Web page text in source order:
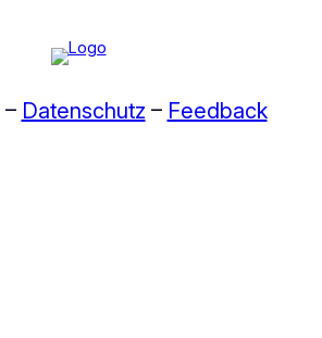
– Datenschutz – Feedback